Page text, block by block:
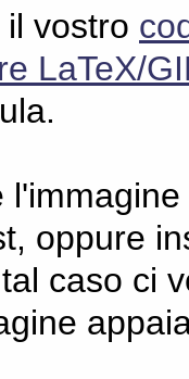
vostro
LaTeX/
oppure
caso ci